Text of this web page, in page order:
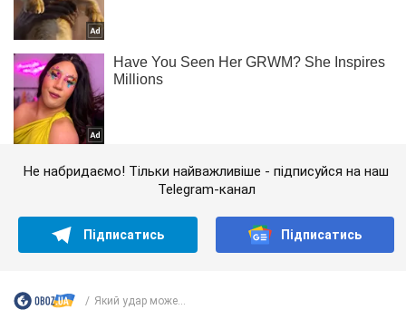
Не набридаємо! Тільки найважливіше - підписуйся на наш
Telegram-канал
Підписатись Підписатись
Який удар може...